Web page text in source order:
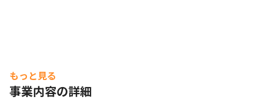
もっと見る
事業内容の詳細